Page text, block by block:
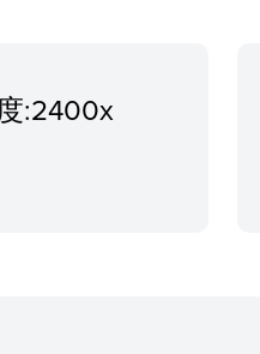
:2400x